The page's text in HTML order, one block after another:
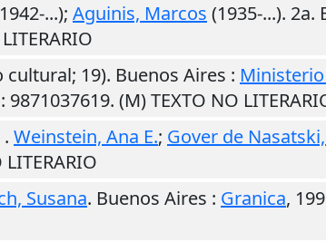
...); Aguinis, Marcos (1935-...). 2a.
cultural; 19). Buenos Aires :
9871037619. (M) TEXTO NO
. Weinstein, Ana E.; Gover de
Susana. Buenos Aires : Granica,